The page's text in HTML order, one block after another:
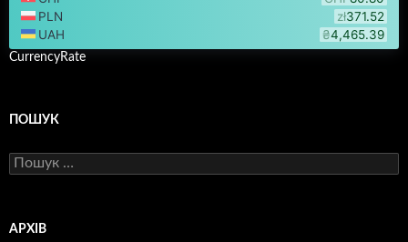
CurrencyRate
ПОШУК
Пошук:
АРХІВ